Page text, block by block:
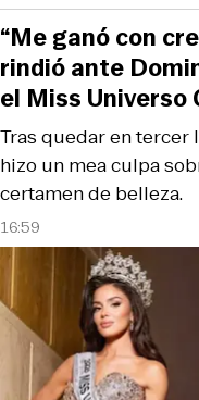
16:59
Tras quedar en tercer
hizo un mea culpa
certamen de belleza.
“Me ganó con
rindió ante
el Miss Universo